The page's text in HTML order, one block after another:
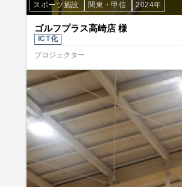
スポーツ施設 関東・甲信 2024年
ゴルフプラス高崎店 様
ICT化
プロジェクター